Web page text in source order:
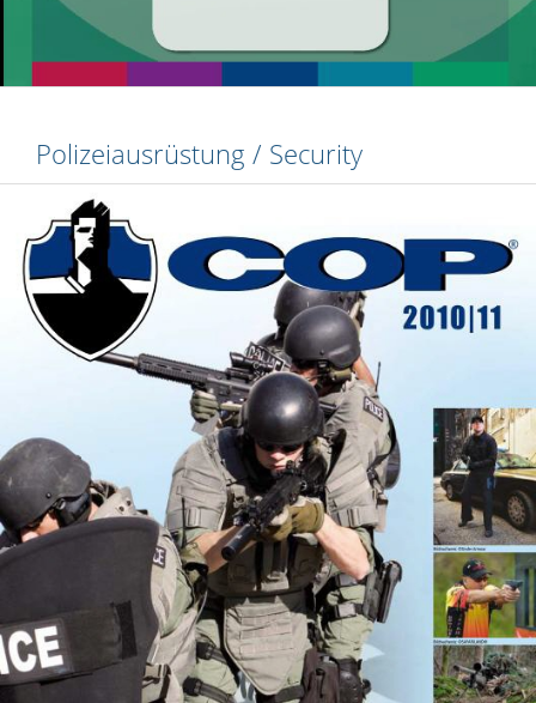
Polizeiausrüstung / Security